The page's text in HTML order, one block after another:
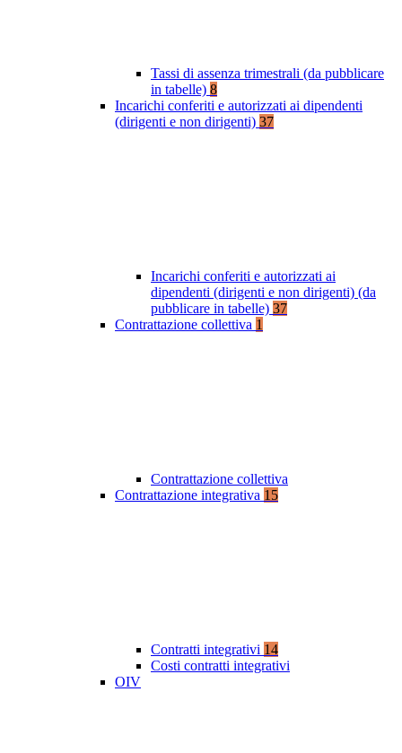
Tassi di assenza trimestrali (da pubblicare
in tabelle) 8
Incarichi conferiti e autorizzati ai dipendenti
(dirigenti e non dirigenti) 37
Incarichi conferiti e autorizzati ai
dipendenti (dirigenti e non dirigenti) (da
pubblicare in tabelle) 37
Contrattazione collettiva 1
Contrattazione collettiva
Contrattazione integrativa 15
Contratti integrativi 14
Costi contratti integrativi
OIV